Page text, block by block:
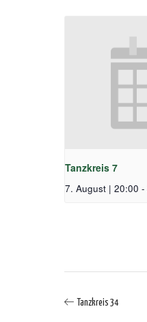
Tanzkreis 7
7. August | 20:00 -
Tanzkreis 34